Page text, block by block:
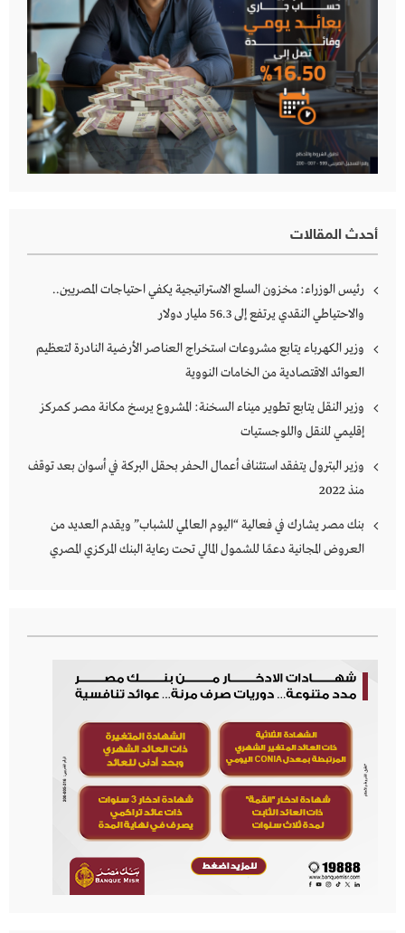
أحدث المقالات
رئيس الوزراء: مخزون السلع الاستراتيجية يكفي احتياجات المصريين..
والاحتياطي النقدي يرتفع إلى 56.3 مليار دولار
وزير الكهرباء يتابع مشروعات استخراج العناصر الأرضية النادرة لتعظيم
العوائد الاقتصادية من الخامات النووية
وزير النقل يتابع تطوير ميناء السخنة: المشروع يرسخ مكانة مصر كمركز
إقليمي للنقل واللوجستيات
وزير البترول يتفقد استئناف أعمال الحفر بحقل البركة في أسوان بعد توقف
منذ 2022
بنك مصر يشارك في فعالية “اليوم العالمي للشباب” ويقدم العديد من
العروض المجانية دعمًا للشمول المالي تحت رعاية البنك المركزي المصري